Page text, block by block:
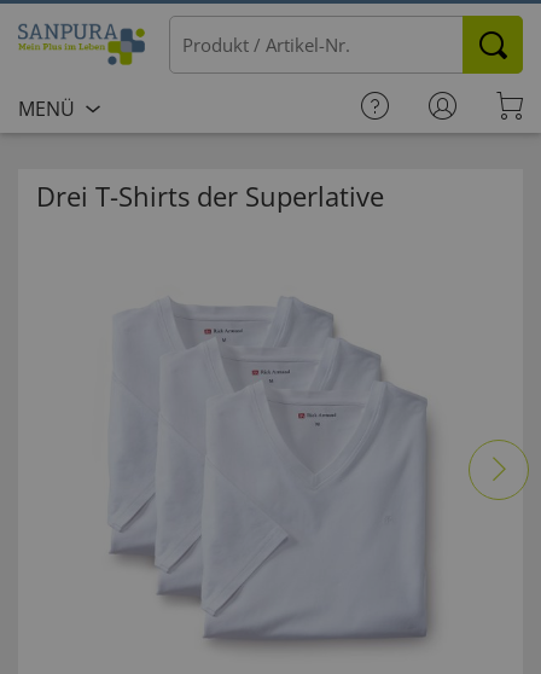
MENÜ
Drei T-Shirts der Superlative